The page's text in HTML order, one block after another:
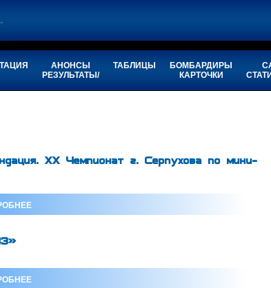
АНОНСЫ
РЕЗУЛЬТАТЫ/
ТАБЛИЦЫ
БОМБАРДИРЫ
КАРТОЧКИ
XX Чемпионат г. Серпухова по мини-